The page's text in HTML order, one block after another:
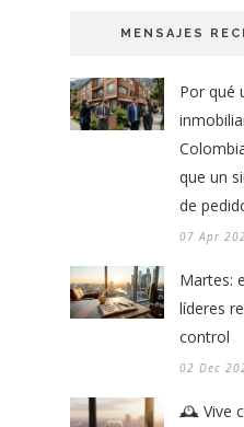
MENSAJES
Por qué
que un
de
07 Apr
Martes:
líderes
control
02 Dec
🕰️ Vive